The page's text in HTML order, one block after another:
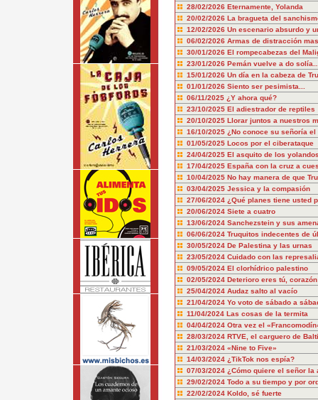
28/02/2026 Eternamente, Yolanda
20/02/2026 La bragueta del
12/02/2026 Un escenario absurdo y
06/02/2026 Armas de distracción
30/01/2026 El rompecabezas del
23/01/2026 Pemán vuelve a do
15/01/2026 Un día en la cabeza de
01/01/2026 Siento ser pesimista...
06/11/2025 ¿Y ahora qué?
23/10/2025 El adiestrador de reptiles
20/10/2025 Llorar juntos a nuestros
16/10/2025 ¿No conoce su señoría
01/05/2025 Locos por el ciberataque
24/04/2025 El asquito de los
17/04/2025 España con la cruz a
10/04/2025 No hay manera de que
03/04/2025 Jessica y la compasión
27/06/2024 ¿Qué planes tiene usted
20/06/2024 Siete a cuatro
13/06/2024 Sanchezstein y sus
06/06/2024 Truquitos indecentes de
30/05/2024 De Palestina y las urnas
23/05/2024 Cuidado con las
09/05/2024 El clorhídrico palestino
02/05/2024 Deterioro eres tú, corazón
25/04/2024 Audaz salto al vacío
21/04/2024 Yo voto de sábado a
11/04/2024 Las cosas de la termita
04/04/2024 Otra vez el
28/03/2024 RTVE, el carguero de
21/03/2024 «Nine to Five»
14/03/2024 ¿TikTok nos espía?
07/03/2024 ¿Cómo quiere el señor la
29/02/2024 Todo a su tiempo y por
22/02/2024 Koldo, sé fuerte